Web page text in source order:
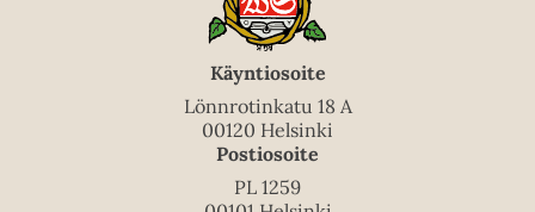
Käyntiosoite
Lönnrotinkatu 18 A
00120 Helsinki
Postiosoite
PL 1259